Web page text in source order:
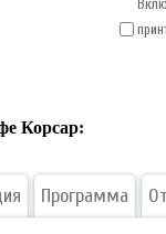
Корсар:
Программа